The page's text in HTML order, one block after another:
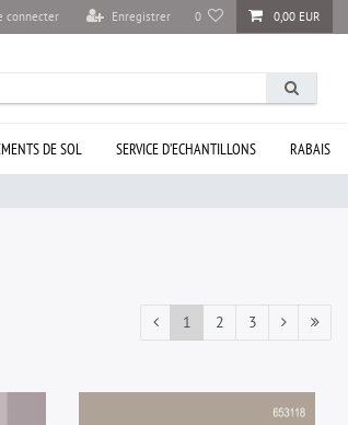
connecter Enregistrer 0 0,00 EUR
DE SOL SERVICE D’ECHANTILLONS RABAIS
1 2 3